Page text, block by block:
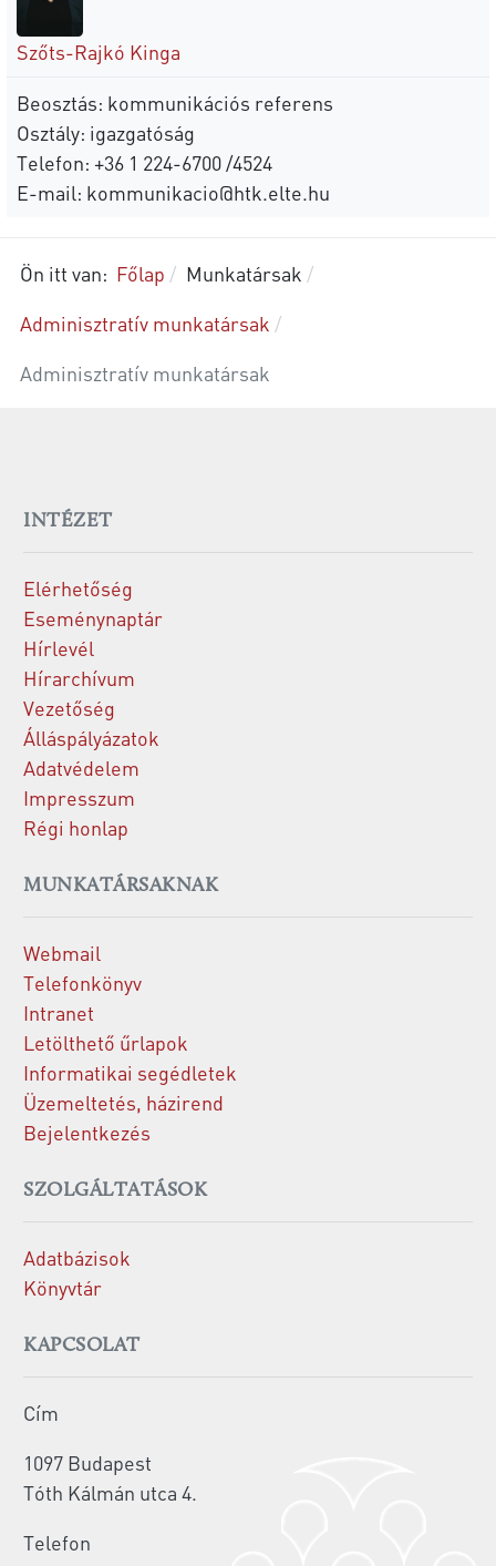
Szőts-Rajkó Kinga
Beosztás: kommunikációs referens
Osztály: igazgatóság
Telefon: +36 1 224-6700 /4524
E-mail: kommunikacio@htk.elte.hu
Ön itt van: Főlap
Munkatársak
Adminisztratív munkatársak
Adminisztratív munkatársak
INTÉZET
Elérhetőség
Eseménynaptár
Hírlevél
Hírarchívum
Vezetőség
Álláspályázatok
Adatvédelem
Impresszum
Régi honlap
MUNKATÁRSAKNAK
Webmail
Telefonkönyv
Intranet
Letölthető űrlapok
Informatikai segédletek
Üzemeltetés, házirend
Bejelentkezés
SZOLGÁLTATÁSOK
Adatbázisok
Könyvtár
KAPCSOLAT
Cím
1097 Budapest
Tóth Kálmán utca 4.
Telefon